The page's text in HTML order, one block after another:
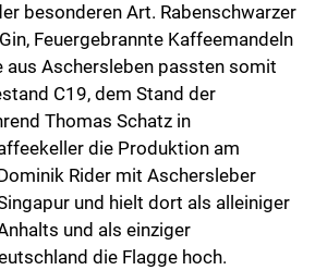
besonderen Art. Rabenschwarzer
Feuergebrannte Kaffeemandeln
aus Aschersleben passten somit
C19, dem Stand der
Thomas Schatz in
die Produktion am
Rider mit Aschersleber
und hielt dort als alleiniger
und als einziger
die Flagge hoch.